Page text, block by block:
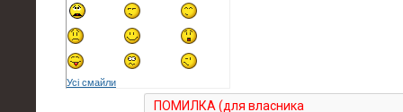
Усі смайли